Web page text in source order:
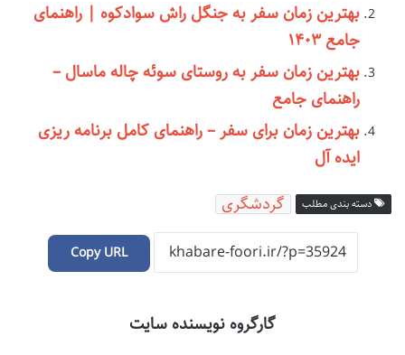
بهترین زمان سفر به جنگل راش سوادکوه | راهنمای
جامع ۱۴۰۳
بهترین زمان سفر به روستای سوئه چاله ماسال –
راهنمای جامع
بهترین زمان برای سفر – راهنمای کامل برنامه ریزی
ایده آل
دسته بندی مطلب گردشگری
Copy URL
گارگروه نویسنده سایت